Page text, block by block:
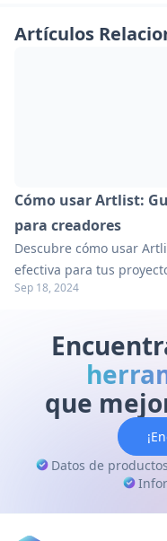
Artículos
Cómo usar Artlist:
para creadores
Descubre cómo usar
efectiva para tus
Aprende consejos, trucos
creadores de contenido.
Sep 18, 2024
que
Datos de